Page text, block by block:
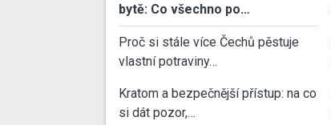
bytě: Co všechno po…
Proč si stále více Čechů pěstuje
vlastní potraviny…
Kratom a bezpečnější přístup: na co
si dát pozor,…